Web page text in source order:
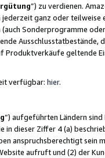
”) zu verdienen.
ganz oder
Sonderprogramme
Ausschlusstatbestände,
geltende
verfügbar: hier.
“) aufgeführten Ländern
in dieser Ziffer 4 (a)
anspruchsberechtigt sein
aufruft und (2) der